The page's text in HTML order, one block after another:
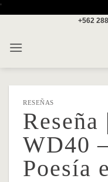
'
+562
RESEÑAS
WD40
Poesía